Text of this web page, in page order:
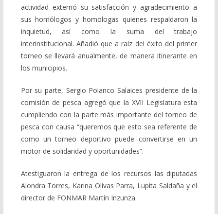
actividad externó su satisfacción y agradecimiento a
sus homólogos y homologas quienes respaldaron la
inquietud, así como la suma del trabajo
interinstitucional. Añadió que a raíz del éxito del primer
torneo se llevará anualmente, de manera itinerante en
los municipios.
Por su parte, Sergio Polanco Salaices presidente de la
comisión de pesca agregó que la XVII Legislatura esta
cumpliendo con la parte más importante del torneo de
pesca con causa “queremos que esto sea referente de
como un torneo deportivo puede convertirse en un
motor de solidaridad y oportunidades”.
Atestiguaron la entrega de los recursos las diputadas
Alondra Torres, Karina Olivas Parra, Lupita Saldaña y el
director de FONMAR Martín Inzunza.